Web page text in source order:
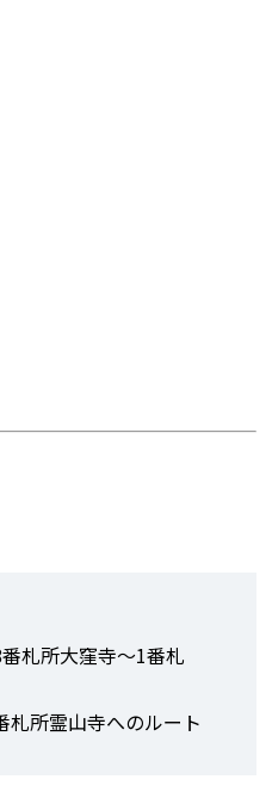
札所大窪寺～1番札
札所霊山寺へのルート